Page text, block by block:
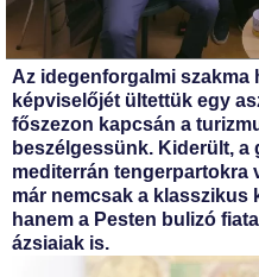
Az idegenforgalmi szakma
képviselőjét ültettük egy
főszezon kapcsán a
beszélgessünk. Kiderült,
mediterrán tengerpartokra
már nemcsak a
hanem a Pesten bulizó
ázsiaiak is.